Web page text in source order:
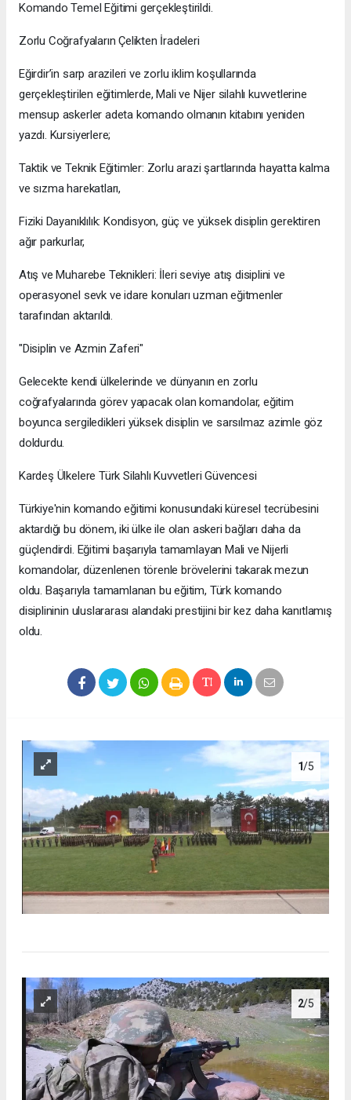
Komando Temel Eğitimi gerçekleştirildi.
​Zorlu Coğrafyaların Çelikten İradeleri
​Eğirdir’in sarp arazileri ve zorlu iklim koşullarında
gerçekleştirilen eğitimlerde, Mali ve Nijer silahlı kuvvetlerine
mensup askerler adeta komando olmanın kitabını yeniden
yazdı. Kursiyerlere;
​Taktik ve Teknik Eğitimler: Zorlu arazi şartlarında hayatta kalma
ve sızma harekatları,
​Fiziki Dayanıklılık: Kondisyon, güç ve yüksek disiplin gerektiren
ağır parkurlar,
​Atış ve Muharebe Teknikleri: İleri seviye atış disiplini ve
operasyonel sevk ve idare konuları uzman eğitmenler
tarafından aktarıldı.
​"Disiplin ve Azmin Zaferi"
Gelecekte kendi ülkelerinde ve dünyanın en zorlu
coğrafyalarında görev yapacak olan komandolar, eğitim
boyunca sergiledikleri yüksek disiplin ve sarsılmaz azimle göz
doldurdu.
​Kardeş Ülkelere Türk Silahlı Kuvvetleri Güvencesi
​Türkiye'nin komando eğitimi konusundaki küresel tecrübesini
aktardığı bu dönem, iki ülke ile olan askeri bağları daha da
güçlendirdi. Eğitimi başarıyla tamamlayan Mali ve Nijerli
komandolar, düzenlenen törenle brövelerini takarak mezun
oldu. Başarıyla tamamlanan bu eğitim, Türk komando
disiplininin uluslararası alandaki prestijini bir kez daha kanıtlamış
oldu.
1/5
2/5